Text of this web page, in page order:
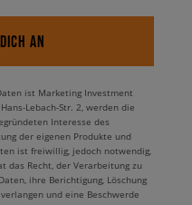
AN
ist Marketing Investment
Lebach-Str. 2, werden die
Interesse des
der eigenen Produkte und
ist freiwillig, jedoch notwendig,
das Recht, der Verarbeitung zu
ihre Berichtigung, Löschung
und eine Beschwerde